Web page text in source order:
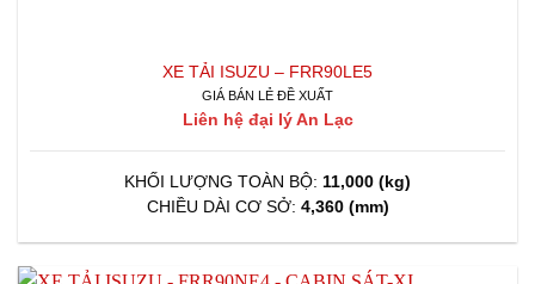
XE TẢI ISUZU – FRR90LE5
GIÁ BÁN LẺ ĐỀ XUẤT
Liên hệ đại lý An Lạc
KHỐI LƯỢNG TOÀN BỘ: 11,000 (kg)
CHIỀU DÀI CƠ SỞ: 4,360 (mm)